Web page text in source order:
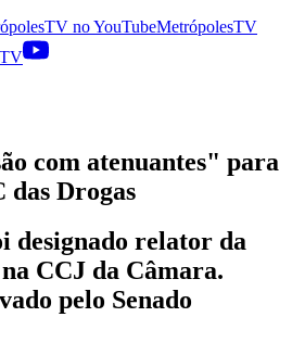
noYouTubeMetrópolesTV
com atenuantes" para
das Drogas
designado relator da
CCJ da Câmara.
pelo Senado